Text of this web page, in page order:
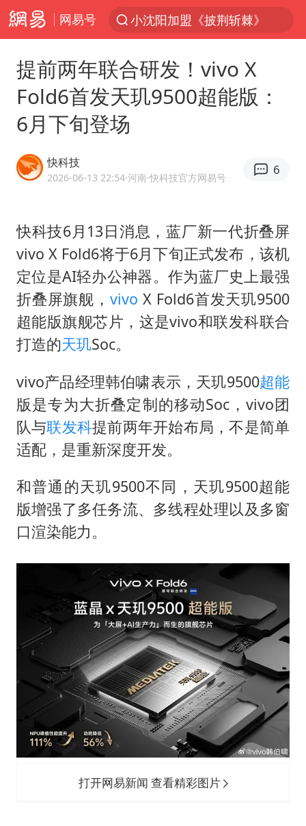
网易号
小沈阳加盟《披荆斩棘》
人形机器人第一股
白海豚路径图
NBA传奇教练老尼尔森去世
武汉3名城管协管员殴打摊主被刑拘
4.2平卫生间补漏注胶花1.55万
律师谈贾冰私人饭局被偷拍
男子结婚8年3个女儿都不是亲生
5万小车卖不动 微型代步车集体遇冷
手机真会“偷听”我们说话吗
梅婷12岁女儿百花奖发言
从科技创新看开局起步的时与势
提前两年联合研发！vivo X
Fold6首发天玑9500超能版：
6月下旬登场
快科技
2026-06-13 22:54·河南·快科技官方网易号
6
快科技6月13日消息，蓝厂新一代折叠屏
vivo X Fold6将于6月下旬正式发布，该机
定位是AI轻办公神器。作为蓝厂史上最强
折叠屏旗舰，vivo X Fold6首发天玑9500
超能版旗舰芯片，这是vivo和联发科联合
打造的天玑Soc。
vivo产品经理韩伯啸表示，天玑9500超能
版是专为大折叠定制的移动Soc，vivo团
队与联发科提前两年开始布局，不是简单
适配，是重新深度开发。
和普通的天玑9500不同，天玑9500超能
版增强了多任务流、多线程处理以及多窗
口渲染能力。
打开网易新闻 查看精彩图片